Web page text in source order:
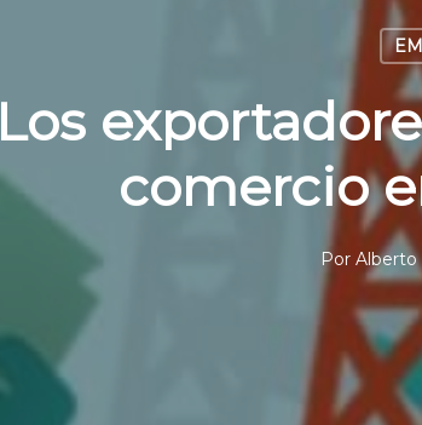
Los
comercio
Por Alberto